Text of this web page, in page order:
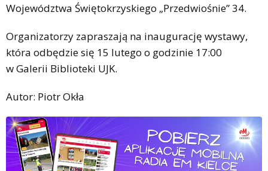
Województwa Świętokrzyskiego „Przedwiośnie” 34.
Organizatorzy zapraszają na inaugurację wystawy,
która odbędzie się 15 lutego o godzinie 17:00
w Galerii Biblioteki UJK.
Autor: Piotr Okła